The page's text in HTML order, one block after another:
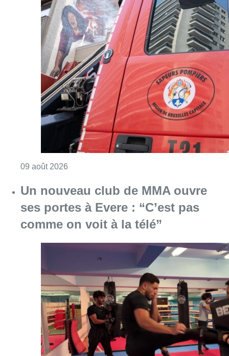
09 août 2026
Un nouveau club de MMA ouvre
ses portes à Evere : “C’est pas
comme on voit à la télé”